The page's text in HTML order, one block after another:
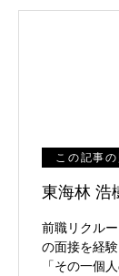
この記事
東海林 浩
前職リクル
の面接を経
「その一個